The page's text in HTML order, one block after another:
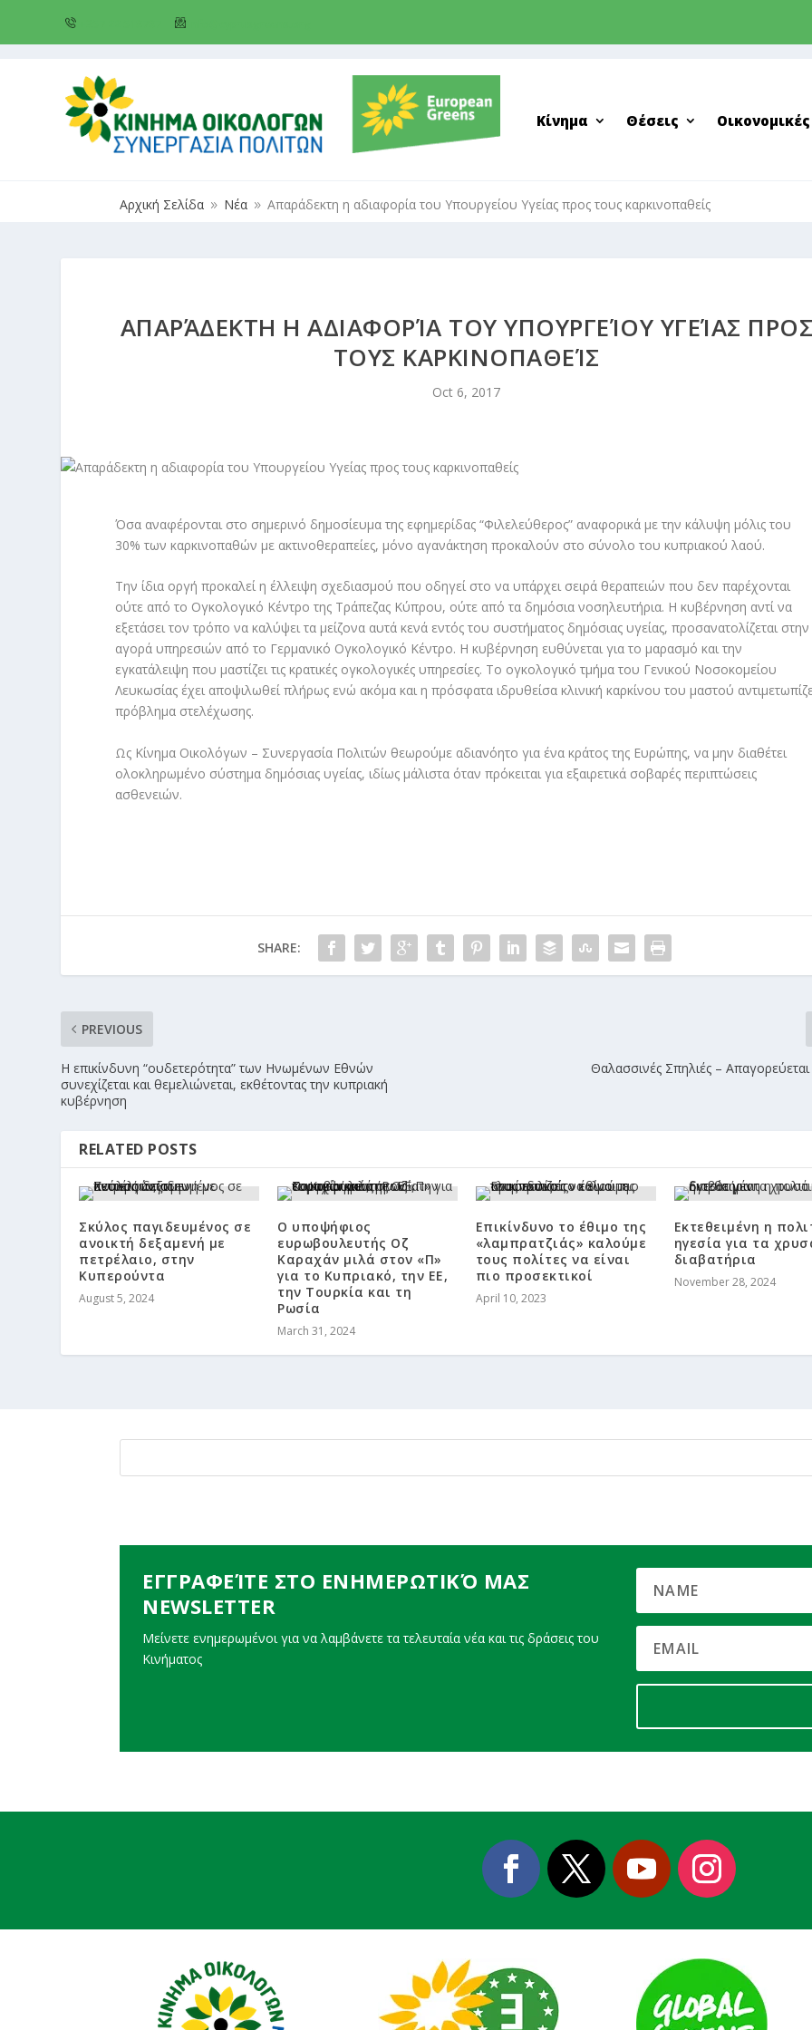
Κίνημα Θέσεις
Αρχική Σελίδα 9 Νέα 9 Απαράδεκτη η αδιαφορία του Υπουργείου Υγείας προς τους καρκινοπαθείς
ΑΠΑΡΆΔΕΚΤΗ Η ΑΔΙΑΦΟΡΊΑ ΤΟΥ ΥΠΟΥΡΓΕΊΟΥ ΥΓΕΊΑΣ ΠΡΟΣ
ΤΟΥΣ ΚΑΡΚΙΝΟΠΑΘΕΊΣ
Oct 6, 2017
Όσα αναφέρονται στο σημερινό δημοσίευμα της εφημερίδας “Φιλελεύθερος” αναφορικά με την κάλυψη μόλις του
30% των καρκινοπαθών με ακτινοθεραπείες, μόνο αγανάκτηση προκαλούν στο σύνολο του κυπριακού λαού.
Την ίδια οργή προκαλεί η έλλειψη σχεδιασμού που οδηγεί στο να υπάρχει σειρά θεραπειών που δεν παρέχονται
ούτε από το Ογκολογικό Κέντρο της Τράπεζας Κύπρου, ούτε από τα δημόσια νοσηλευτήρια. Η κυβέρνηση αντί να
εξετάσει τον τρόπο να καλύψει τα μείζονα αυτά κενά εντός του συστήματος δημόσιας υγείας, προσανατολίζεται στην
αγορά υπηρεσιών από το Γερμανικό Ογκολογικό Κέντρο. Η κυβέρνηση ευθύνεται για το μαρασμό και την
εγκατάλειψη που μαστίζει τις κρατικές ογκολογικές υπηρεσίες. Το ογκολογικό τμήμα του Γενικού Νοσοκομείου
Λευκωσίας έχει αποψιλωθεί πλήρως ενώ ακόμα και η πρόσφατα ιδρυθείσα κλινική καρκίνου του μαστού
πρόβλημα στελέχωσης.
Ως Κίνημα Οικολόγων – Συνεργασία Πολιτών θεωρούμε αδιανόητο για ένα κράτος της Ευρώπης, να μην διαθέτει
ολοκληρωμένο σύστημα δημόσιας υγείας, ιδίως μάλιστα όταν πρόκειται για εξαιρετικά σοβαρές περιπτώσεις
ασθενειών.
SHARE:
PREVIOUS
Η επικίνδυνη “ουδετερότητα” των Ηνωμένων Εθνών
συνεχίζεται και θεμελιώνεται, εκθέτοντας την κυπριακή
κυβέρνηση
Θαλασσινές Σπηλιές –
RELATED POSTS
Σκύλος παγιδευμένος σε
ανοικτή δεξαμενή με
πετρέλαιο, στην
Κυπερούντα
August 5, 2024
Ο υποψήφιος
ευρωβουλευτής Οζ
Καραχάν μιλά στον «Π»
για το Κυπριακό, την ΕΕ,
την Τουρκία και τη
Ρωσία
March 31, 2024
Επικίνδυνο το έθιμο της
«λαμπρατζιάς» καλούμε
τους πολίτες να είναι
πιο προσεκτικοί
April 10, 2023
Εκτεθειμένη η
ηγεσία για τα
διαβατήρια
November 28, 2024
ΕΓΓΡΑΦΕΊΤΕ ΣΤΟ ΕΝΗΜΕΡΩΤΙΚΌ ΜΑΣ
NEWSLETTER
Μείνετε ενημερωμένοι για να λαμβάνετε τα τελευταία νέα και τις δράσεις του
Κινήματος